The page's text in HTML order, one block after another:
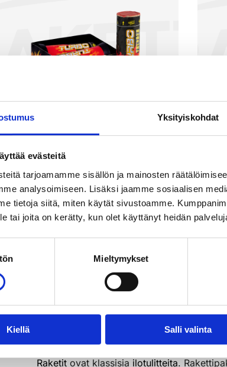
Yksityiskohdat
evästeitä
tarjoamamme sisällön ja mainosten
analysoimiseen. Lisäksi jaamme sosiaalisen
tietoja siitä, miten käytät sivustoamme.
tai joita on kerätty, kun olet käyttänyt heidän
Mieltymykset
Kiellä Salli valinta
Turbo Thunder
1,90€
3kpl/pkt
Raketit ovat klassisia ilotulitteita.